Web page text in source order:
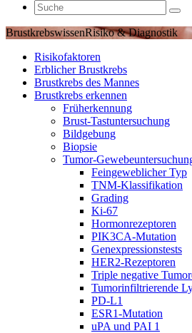
BrustkrebswissenRisiko & Diagnostik
Risikofaktoren
Erblicher Brustkrebs
Brustkrebs des Mannes
Brustkrebs erkennen
Früherkennung
Brust-Tastuntersuchung
Bildgebung
Biopsie
Tumor-
Feingeweblicher Typ
TNM-Klassifikation
Grading
Ki-67
Hormonrezeptoren
PIK3CA-Mutation
Genexpressionstests
HER2-Rezeptoren
Triple negative
Tumorinfiltrierende
PD-L1
ESR1-Mutation
uPA und PAI 1